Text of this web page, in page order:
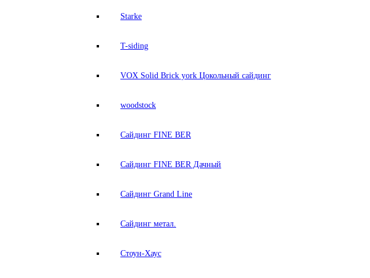
Starke
T-siding
VOX Solid Brick york Цокольный сайдинг
woodstock
Сайдинг FINE BER
Сайдинг FINE BER Дачный
Сайдинг Grand Line
Сайдинг метал.
Стоун-Хаус